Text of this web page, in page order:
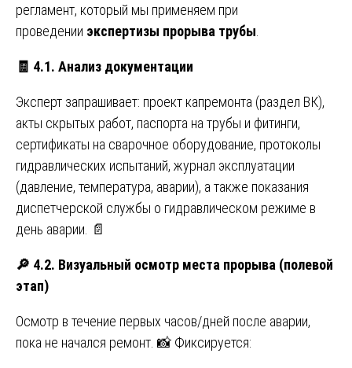
регламент, который мы применяем при
проведении экспертизы прорыва трубы
🧾 4.1. Анализ документации
Эксперт запрашивает: проект капремонта (раздел ВК),
акты скрытых работ, паспорта на трубы и фитинги,
сертификаты на сварочное оборудование, протоколы
гидравлических испытаний, журнал эксплуатации
(давление, температура, аварии), а также показания
диспетчерской службы о гидравлическом режиме в
день аварии. 📄
🔎 4.2. Визуальный осмотр места прорыва (полевой
этап)
Осмотр в течение первых часов/дней после аварии,
пока не начался ремонт. 📸 Фиксируется: